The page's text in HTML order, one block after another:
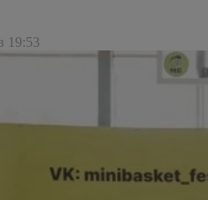
19:53